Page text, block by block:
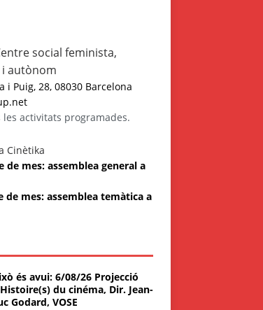
social feminista,
autònom
i Puig, 28, 08030 Barcelona
les activitats programades.
Cinètika
de mes: assemblea general a
de mes: assemblea temàtica a
és avui: 6/08/26 Projecció
du cinéma, Dir. Jean-
Godard, VOSE